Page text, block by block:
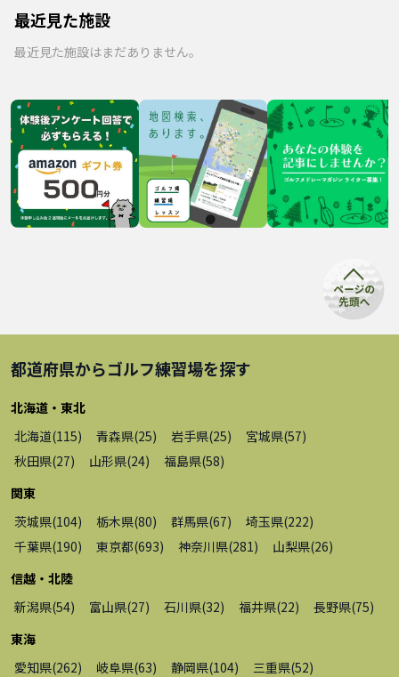
最近見た施設
最近見た施設はまだありません。
都道府県からゴルフ練習場を探す
北海道・東北
北海道(115) 青森県(25) 岩手県(25) 宮城県(57)
秋田県(27) 山形県(24) 福島県(58)
関東
茨城県(104) 栃木県(80) 群馬県(67) 埼玉県(222)
千葉県(190) 東京都(693) 神奈川県(281 ) 山梨県(26)
信越・北陸
新潟県(54) 富山県(27) 石川県(32) 福井県(22) 長野県(75)
東海
愛知県(262) 岐阜県(63) 静岡県(104) 三重県(52)